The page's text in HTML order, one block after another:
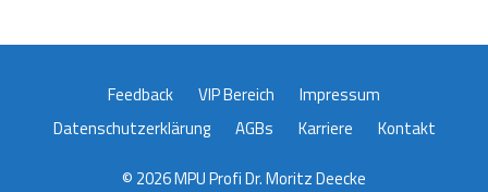
Feedback VIP Bereich
Impressum
Datenschutzerklärung
AGBs Karriere
Kontakt
© 2026 MPU Profi Dr. Moritz Deecke